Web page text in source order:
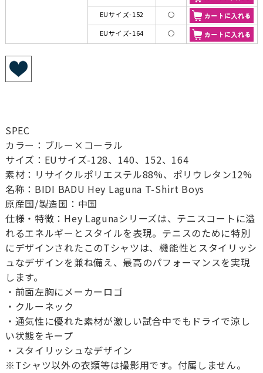
EUサイズ-152
○
EUサイズ-164
○
SPEC
カラー：ブルー×コーラル
サイズ：EUサイズ-128、140、152、164
素材：リサイクルポリエステル88%、ポリウレタン12%
名称：BIDI BADU Hey Laguna T-Shirt Boys
原産国/製造国：中国
仕様・特徴：Hey Lagunaシリーズは、テニスコートに溢
れるエネルギーとスタイルを表現。テニスのために特別
にデザインされたこのTシャツは、機能性とスタイリッシ
ュなデザインを兼ね備え、最高のパフォーマンスを実現
します。
・前面左胸にメーカーロゴ
・クルーネック
・通気性に優れた素材が激しい試合中でもドライで涼し
い状態をキープ
・スタイリッシュなデザイン
※Tシャツ以外の衣類等は撮影用です。付属しません。